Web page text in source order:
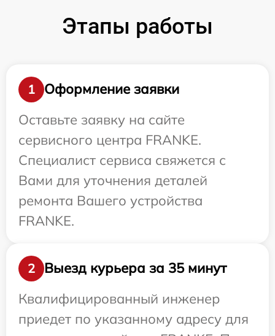
Этапы работы
1
Оформление заявки
Оставьте заявку на сайте
сервисного центра FRANKE.
Специалист сервиса свяжется с
Вами для уточнения деталей
ремонта Вашего устройства
FRANKE.
2
Выезд курьера за 35 минут
Квалифицированный инженер
приедет по указанному адресу для